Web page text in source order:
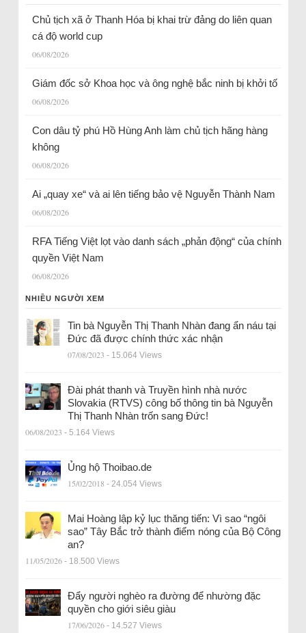
Chủ tịch xã ở Thanh Hóa bị khai trừ đảng do liên quan
cá độ world cup
06/08/2026
Giám đốc sở Khoa học và ông nghệ bắc ninh bị khởi tố
06/08/2026
Con dâu tỷ phú Hồ Hùng Anh làm chủ tịch hãng hàng
không
06/08/2026
Ai „quay xe“ và ai lên tiếng bảo vệ Nguyễn Thành Nam
06/08/2026
RFA Tiếng Việt lọt vào danh sách „phản động“ của chính
quyền Việt Nam
06/08/2026
NHIỀU NGƯỜI XEM
Tin bà Nguyễn Thị Thanh Nhàn đang ẩn náu tại
Đức đã được chính thức xác nhận
07/08/2023 - 15.064 Views
Đài phát thanh và Truyền hình nhà nước
Slovakia (RTVS) công bố thông tin bà Nguyễn
Thị Thanh Nhàn trốn sang Đức!
06/08/2023 - 5.164 Views
Ủng hộ Thoibao.de
15/02/2018 - 24.054 Views
Mai Hoàng lập kỷ lục thăng tiến: Vì sao “ngôi
sao” Tây Bắc trở thành điểm nóng của Bộ Công
an?
11/05/2026 - 18.500 Views
Đẩy người nghèo ra đường để nhường đặc
quyền cho giới siêu giàu
17/06/2026 - 14.527 Views